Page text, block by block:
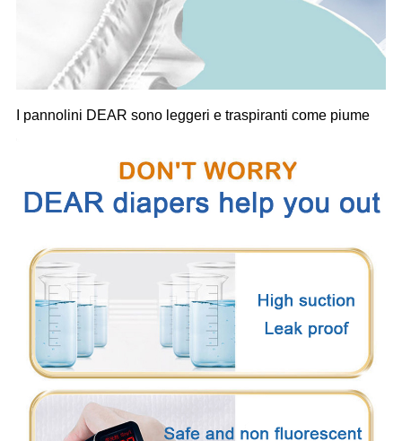
I pannolini DEAR sono leggeri e traspiranti come piume